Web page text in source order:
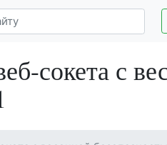
сокета с